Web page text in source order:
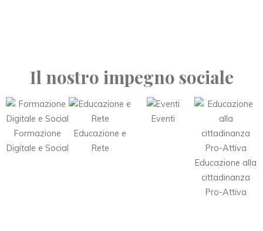
Il nostro impegno sociale
Formazione
Digitale e Social
Educazione e
Rete
Eventi
Educazione alla
cittadinanza
Pro-Attiva